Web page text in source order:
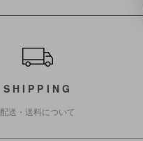
SHIPPING
配送・送料について